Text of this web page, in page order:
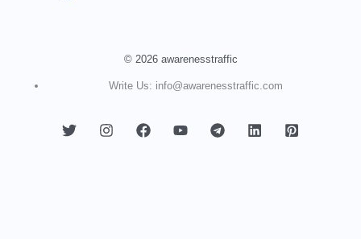
© 2026 awarenesstraffic
Write Us: info@awarenesstraffic.com